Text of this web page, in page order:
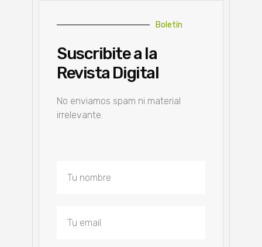
Boletín
Suscribite a la
Revista Digital
No enviamos spam ni material
irrelevante.